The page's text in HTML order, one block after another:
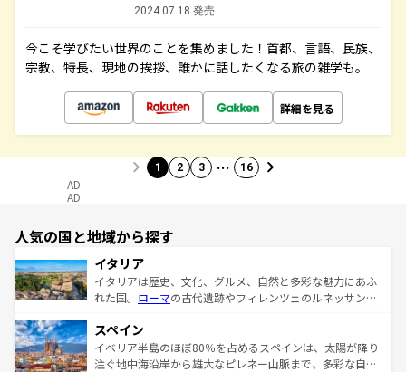
2024.07.18 発売
今こそ学びたい世界のことを集めました！首都、言語、民族、
宗教、特長、現地の挨拶、誰かに話したくなる旅の雑学も。
詳細を見る
1 2 3 … 16
AD
AD
人気の国と地域から探す
イタリア
イタリアは歴史、文化、グルメ、自然と多彩な魅力にあふ
れた国。 ローマの古代遺跡やフィレンツェのルネッサンス
ろん、トスカーナの美しい田園風景やアマルフィ海岸の絶
景など、自然景観も見逃せない。観光の合間には、本場の
ピザやパスタなど、絶品のイタリア料理を堪能することも
スペイン
イベリア半島のほぼ80％を占めるスペインは、太陽が降り
注ぐ地中海沿岸から雄大なピレネー山脈まで、多彩な自然